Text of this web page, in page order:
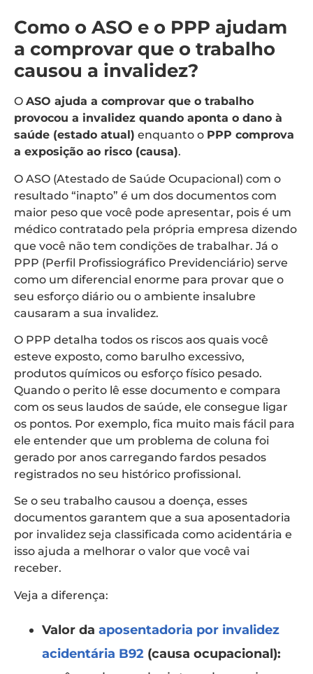
Como o ASO e o PPP ajudam
a comprovar que o trabalho
causou a invalidez?
O ASO ajuda a comprovar que o trabalho
provocou a invalidez quando aponta o dano à
saúde (estado atual) enquanto o PPP comprova
a exposição ao risco (causa).
O ASO (Atestado de Saúde Ocupacional) com o
resultado “inapto” é um dos documentos com
maior peso que você pode apresentar, pois é um
médico contratado pela própria empresa dizendo
que você não tem condições de trabalhar. Já o
PPP (Perfil Profissiográfico Previdenciário) serve
como um diferencial enorme para provar que o
seu esforço diário ou o ambiente insalubre
causaram a sua invalidez.
O PPP detalha todos os riscos aos quais você
esteve exposto, como barulho excessivo,
produtos químicos ou esforço físico pesado.
Quando o perito lê esse documento e compara
com os seus laudos de saúde, ele consegue ligar
os pontos. Por exemplo, fica muito mais fácil para
ele entender que um problema de coluna foi
gerado por anos carregando fardos pesados
registrados no seu histórico profissional.
Se o seu trabalho causou a doença, esses
documentos garantem que a sua aposentadoria
por invalidez seja classificada como acidentária e
isso ajuda a melhorar o valor que você vai
receber.
Veja a diferença:
Valor da aposentadoria por invalidez
acidentária B92 (causa ocupacional):